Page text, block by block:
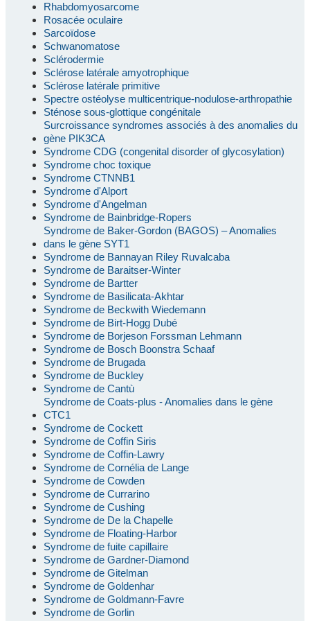
Rhabdomyosarcome
Rosacée oculaire
Sarcoïdose
Schwanomatose
Sclérodermie
Sclérose latérale amyotrophique
Sclérose latérale primitive
Spectre ostéolyse multicentrique-nodulose-arthropathie
Sténose sous-glottique congénitale
Surcroissance syndromes associés à des anomalies du
gène PIK3CA
Syndrome CDG (congenital disorder of glycosylation)
Syndrome choc toxique
Syndrome CTNNB1
Syndrome d'Alport
Syndrome d'Angelman
Syndrome de Bainbridge-Ropers
Syndrome de Baker-Gordon (BAGOS) – Anomalies
dans le gène SYT1
Syndrome de Bannayan Riley Ruvalcaba
Syndrome de Baraitser-Winter
Syndrome de Bartter
Syndrome de Basilicata-Akhtar
Syndrome de Beckwith Wiedemann
Syndrome de Birt-Hogg Dubé
Syndrome de Borjeson Forssman Lehmann
Syndrome de Bosch Boonstra Schaaf
Syndrome de Brugada
Syndrome de Buckley
Syndrome de Cantù
Syndrome de Coats-plus - Anomalies dans le gène
CTC1
Syndrome de Cockett
Syndrome de Coffin Siris
Syndrome de Coffin-Lawry
Syndrome de Cornélia de Lange
Syndrome de Cowden
Syndrome de Currarino
Syndrome de Cushing
Syndrome de De la Chapelle
Syndrome de Floating-Harbor
Syndrome de fuite capillaire
Syndrome de Gardner-Diamond
Syndrome de Gitelman
Syndrome de Goldenhar
Syndrome de Goldmann-Favre
Syndrome de Gorlin